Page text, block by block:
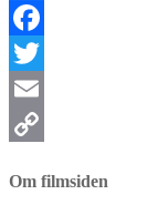
Facebook
Twitter
Email
Om filmsiden